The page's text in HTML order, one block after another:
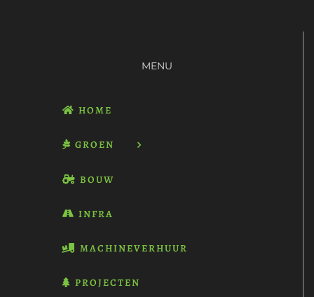
MENU
HOME
GROEN
BOUW
INFRA
MACHINEVERHUUR
PROJECTEN